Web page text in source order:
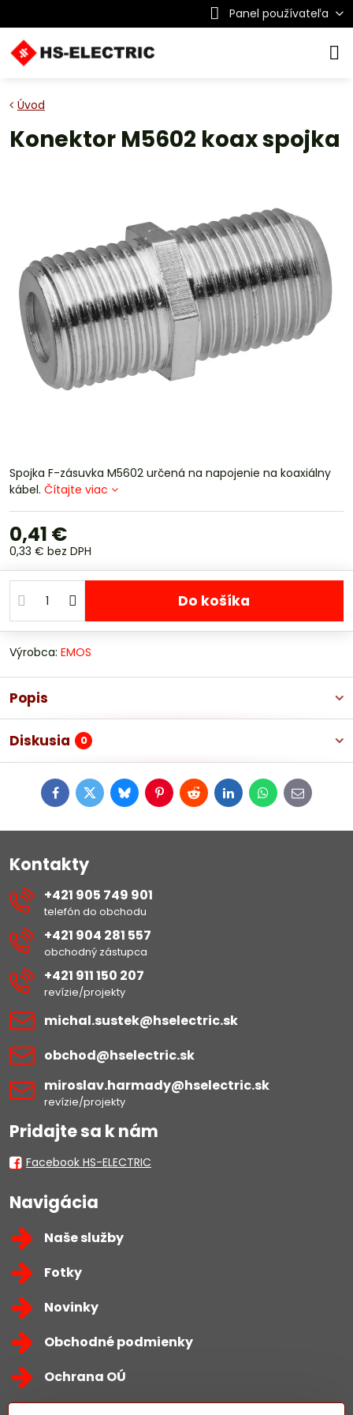
Panel používateľa
Úvod
Konektor M5602 koax spojka
Spojka F-zásuvka M5602 určená na napojenie na koaxiálny
kábel. Čítajte viac
0,41 €
0,33 € bez DPH
Do košíka
Výrobca: EMOS
Popis
Diskusia 0
FacebookTwitterBlueskyPinterestRedditLinkedInWhatsApp
E-
mail
Kontakty
+421 905 749 901
telefón do obchodu
+421 904 281 557
obchodný zástupca
+421 911 150 207
revízie/projekty
michal​.sustek​@hselectric​.sk
obchod​@hselectric​.sk
miroslav​.harmady​@hselectric​.sk
revízie/projekty
Pridajte sa k nám
Facebook HS-ELECTRIC
Navigácia
Naše služby
Fotky
Novinky
Obchodné podmienky
Ochrana OÚ